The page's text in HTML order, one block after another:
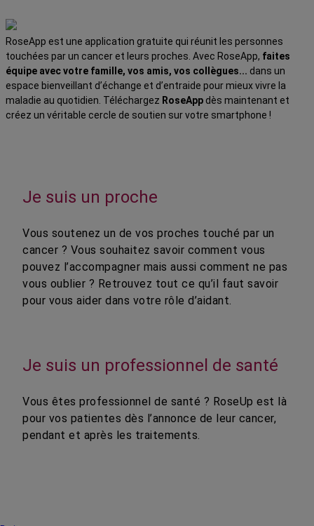
RoseApp est une application gratuite qui réunit les personnes
touchées par un cancer et leurs proches. Avec RoseApp, faites
équipe avec votre famille, vos amis, vos collègues... dans un
espace bienveillant d’échange et d’entraide pour mieux vivre la
maladie au quotidien. Téléchargez RoseApp dès maintenant et
créez un véritable cercle de soutien sur votre smartphone !
Je suis un proche
Vous soutenez un de vos proches touché par un
cancer ? Vous souhaitez savoir comment vous
pouvez l’accompagner mais aussi comment ne pas
vous oublier ? Retrouvez tout ce qu’il faut savoir
pour vous aider dans votre rôle d’aidant.
Je suis un professionnel de santé
Vous êtes professionnel de santé ? RoseUp est là
pour vos patientes dès l’annonce de leur cancer,
pendant et après les traitements.